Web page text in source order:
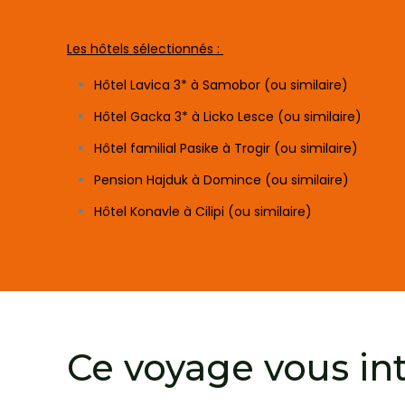
Les hôtels sélectionnés :
Hôtel Lavica 3* à Samobor (ou similaire)
Hôtel Gacka 3* à Licko Lesce (ou similaire)
Hôtel familial Pasike à Trogir (ou similaire)
Pension Hajduk à Domince (ou similaire)
Hôtel Konavle à Cilipi (ou similaire)
Ce voyage vous